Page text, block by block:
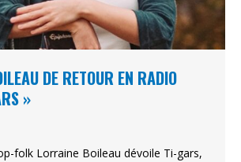
DE RETOUR EN RADIO
»
folk Lorraine Boileau dévoile Ti-gars,